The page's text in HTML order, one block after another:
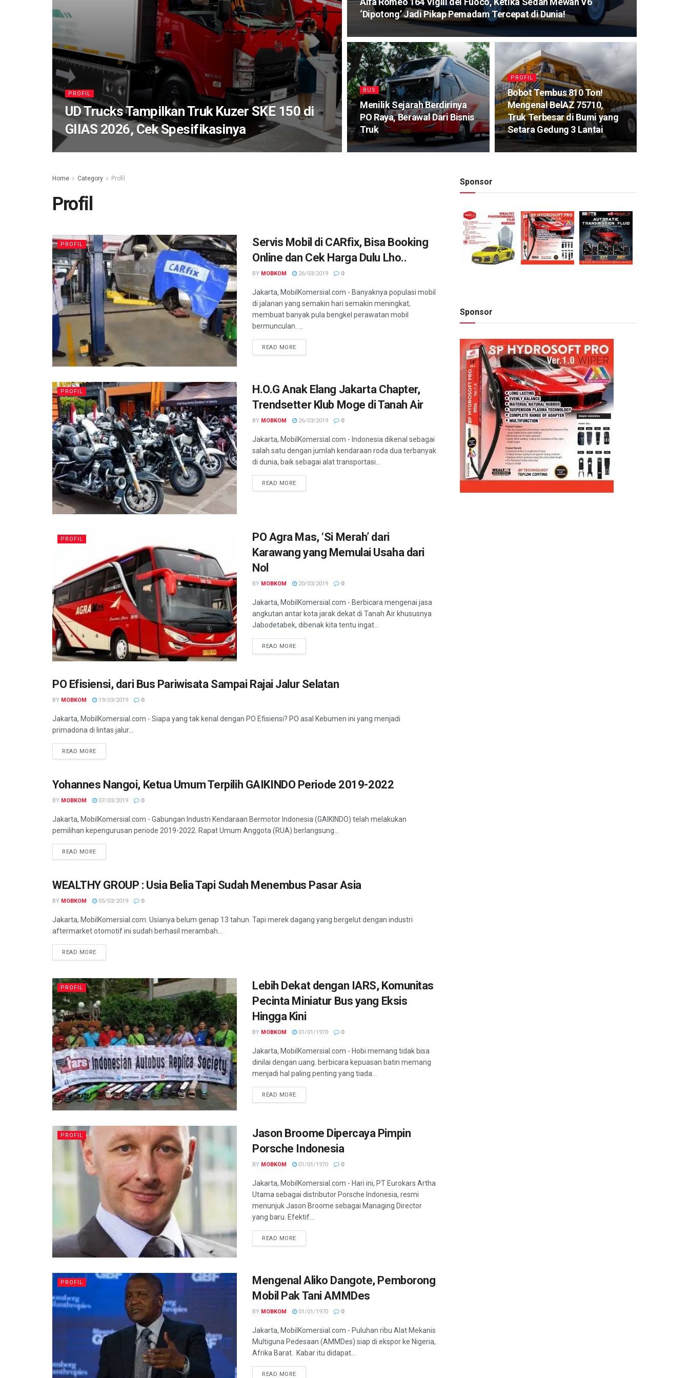
PROFIL
UD Trucks Tampilkan Truk Kuzer SKE 150 di
GIIAS 2026, Cek Spesifikasinya
‘Dipotong’ Jadi Pikap Pemadam Tercepat di Dunia!
BUS
Menilik Sejarah Berdirinya
PO Raya, Berawal Dari Bisnis
Truk
PROFIL
Bobot Tembus 810 Ton!
Mengenal BelAZ 75710,
Truk Terbesar di Bumi yang
Setara Gedung 3 Lantai
Home Category Profil
Profil
PROFIL
Servis Mobil di CARfix, Bisa Booking
Online dan Cek Harga Dulu Lho..
BY MOBKOM 26/03/2019 0
Jakarta, MobilKomersial.com - Banyaknya populasi mobil
di jalanan yang semakin hari semakin meningkat,
membuat banyak pula bengkel perawatan mobil
bermunculan. ...
READ MORE
PROFIL
H.O.G Anak Elang Jakarta Chapter,
Trendsetter Klub Moge di Tanah Air
BY MOBKOM 26/03/2019 0
Jakarta, MobilKomersial.com - Indonesia dikenal sebagai
salah satu dengan jumlah kendaraan roda dua terbanyak
di dunia, baik sebagai alat transportasi...
READ MORE
PROFIL
PO Agra Mas, ‘Si Merah’ dari
Karawang yang Memulai Usaha dari
Nol
BY MOBKOM 20/03/2019 0
Jakarta, MobilKomersial.com - Berbicara mengenai jasa
angkutan antar kota jarak dekat di Tanah Air khususnya
Jabodetabek, dibenak kita tentu ingat...
READ MORE
PROFIL
PO Efisiensi, dari Bus Pariwisata Sampai Rajai Jalur Selatan
BY MOBKOM 19/03/2019 0
Jakarta, MobilKomersial.com - Siapa yang tak kenal dengan PO Efisiensi? PO asal Kebumen ini yang menjadi
primadona di lintas jalur...
READ MORE
PROFIL
Yohannes Nangoi, Ketua Umum Terpilih GAIKINDO Periode 2019-2022
BY MOBKOM 07/03/2019 0
Jakarta, MobilKomersial.com - Gabungan Industri Kendaraan Bermotor Indonesia (GAIKINDO) telah melakukan
pemilihan kepengurusan periode 2019-2022. Rapat Umum Anggota (RUA) berlangsung...
READ MORE
PROFIL
WEALTHY GROUP : Usia Belia Tapi Sudah Menembus Pasar Asia
BY MOBKOM 05/03/2019 0
Jakarta, MobilKomersial.com. Usianya belum genap 13 tahun. Tapi merek dagang yang bergelut dengan industri
aftermarket otomotif ini sudah berhasil merambah...
READ MORE
PROFIL
Lebih Dekat dengan IARS, Komunitas
Pecinta Miniatur Bus yang Eksis
Hingga Kini
BY MOBKOM 01/01/1970 0
Jakarta, MobilKomersial.com - Hobi memang tidak bisa
dinilai dengan uang. berbicara kepuasan batin memang
menjadi hal paling penting yang tiada...
READ MORE
PROFIL
Jason Broome Dipercaya Pimpin
Porsche Indonesia
BY MOBKOM 01/01/1970 0
Jakarta, MobilKomersial.com - Hari ini, PT Eurokars Artha
Utama sebagai distributor Porsche Indonesia, resmi
menunjuk Jason Broome sebagai Managing Director
yang baru. Efektif...
READ MORE
PROFIL
Mengenal Aliko Dangote, Pemborong
Mobil Pak Tani AMMDes
BY MOBKOM 01/01/1970 0
Jakarta, MobilKomersial.com - Puluhan ribu Alat Mekanis
Multiguna Pedesaan (AMMDes) siap di ekspor ke Nigeria,
Afrika Barat. Kabar itu didapat...
READ MORE
Sponsor
Sponsor